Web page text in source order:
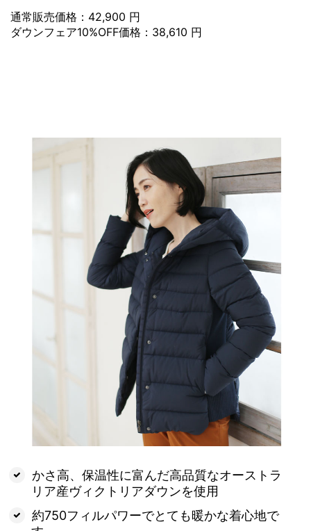
通常販売価格：42,900 円
ダウンフェア10%OFF価格：38,610 円
かさ高、保温性に富んだ高品質なオーストラ
リア産ヴィクトリアダウンを使用
約750フィルパワーでとても暖かな着心地で